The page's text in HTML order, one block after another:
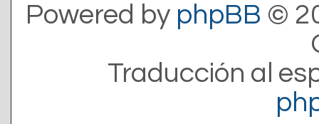
Powered by phpBB ©
Traducción al